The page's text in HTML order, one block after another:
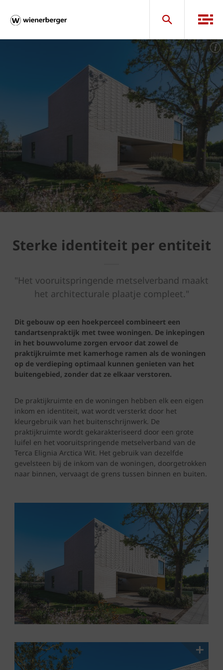
Sterke identiteit per entiteit
"Het vooruitspringende metselverband maakt
het architecturale plaatje compleet."
Dit gebouw op een hoekperceel combineert een
tandartsenpraktijk met twee woningen. De inkepingen
in het bouwvolume zorgen ervoor dat zowel de
praktijkruimte met kamerhoge ramen als de woningen
op de verdieping optimaal kunnen genieten van het
buitengebied, zonder dat ze elkaar verstoren.
De praktijkruimte en de woningen hebben elk een eigen
inkom en identiteit, wat wordt versterkt door het
kleurgebruik van het buitenschrijnwerk. De
praktijkruimte wordt gekarakteriseerd door een grote
luifel en het vooruitspringende metselverband van de
Terca Elignia Arctica Wit. Het gebruik van dezelfde
gevelsteen bij de inkom van de woningen, doorgetrokken
naar binnen, vervaagt de grens tussen binnen en buiten.